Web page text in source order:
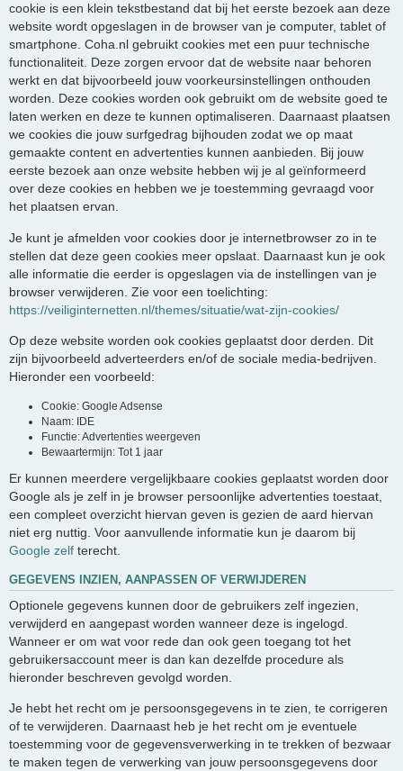
cookie is een klein tekstbestand dat bij het eerste bezoek aan deze
website wordt opgeslagen in de browser van je computer, tablet of
smartphone. Coha.nl gebruikt cookies met een puur technische
functionaliteit. Deze zorgen ervoor dat de website naar behoren
werkt en dat bijvoorbeeld jouw voorkeursinstellingen onthouden
worden. Deze cookies worden ook gebruikt om de website goed te
laten werken en deze te kunnen optimaliseren. Daarnaast plaatsen
we cookies die jouw surfgedrag bijhouden zodat we op maat
gemaakte content en advertenties kunnen aanbieden. Bij jouw
eerste bezoek aan onze website hebben wij je al geïnformeerd
over deze cookies en hebben we je toestemming gevraagd voor
het plaatsen ervan.
Je kunt je afmelden voor cookies door je internetbrowser zo in te
stellen dat deze geen cookies meer opslaat. Daarnaast kun je ook
alle informatie die eerder is opgeslagen via de instellingen van je
browser verwijderen. Zie voor een toelichting:
https://veiliginternetten.nl/themes/situatie/wat-zijn-cookies/
Op deze website worden ook cookies geplaatst door derden. Dit
zijn bijvoorbeeld adverteerders en/of de sociale media-bedrijven.
Hieronder een voorbeeld:
Cookie: Google Adsense
Naam: IDE
Functie: Advertenties weergeven
Bewaartermijn: Tot 1 jaar
Er kunnen meerdere vergelijkbaare cookies geplaatst worden door
Google als je zelf in je browser persoonlijke advertenties toestaat,
een compleet overzicht hiervan geven is gezien de aard hiervan
niet erg nuttig. Voor aanvullende informatie kun je daarom bij
Google zelf terecht.
GEGEVENS INZIEN, AANPASSEN OF VERWIJDEREN
Optionele gegevens kunnen door de gebruikers zelf ingezien,
verwijderd en aangepast worden wanneer deze is ingelogd.
Wanneer er om wat voor rede dan ook geen toegang tot het
gebruikersaccount meer is dan kan dezelfde procedure als
hieronder beschreven gevolgd worden.
Je hebt het recht om je persoonsgegevens in te zien, te corrigeren
of te verwijderen. Daarnaast heb je het recht om je eventuele
toestemming voor de gegevensverwerking in te trekken of bezwaar
te maken tegen de verwerking van jouw persoonsgegevens door